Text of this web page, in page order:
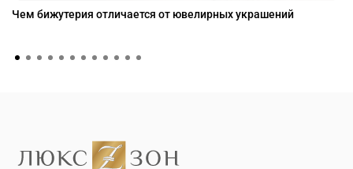
Чем бижутерия отличается от ювелирных украшений